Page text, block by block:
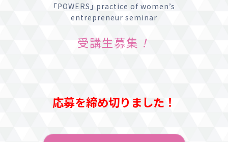
｢POWERS｣ practice of women’s
entrepreneur seminar
受講生募集 ！
応募を締め切りました！